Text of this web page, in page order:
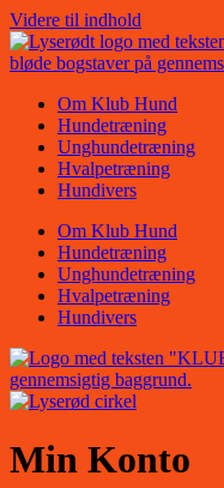
Videre til indhold
Om Klub Hund
Hundetræning
Unghundetræning
Hvalpetræning
Hundivers
Om Klub Hund
Hundetræning
Unghundetræning
Hvalpetræning
Hundivers
Min Konto